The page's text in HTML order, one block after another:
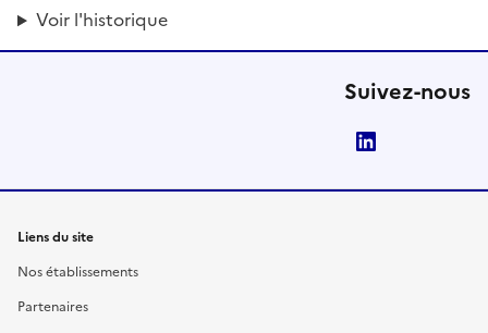
Voir l'historique
Suivez-nous
Liens du site
Nos établissements
Partenaires